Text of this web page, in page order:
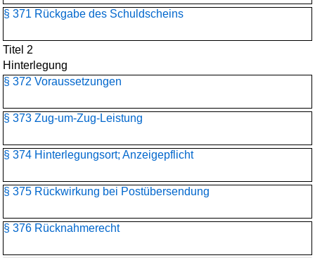
§ 371 Rückgabe des Schuldscheins
Titel 2
Hinterlegung
§ 372 Voraussetzungen
§ 373 Zug-um-Zug-Leistung
§ 374 Hinterlegungsort; Anzeigepflicht
§ 375 Rückwirkung bei Postübersendung
§ 376 Rücknahmerecht